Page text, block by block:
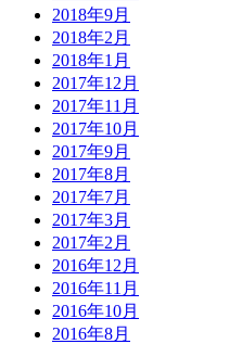
2018年9月
2018年2月
2018年1月
2017年12月
2017年11月
2017年10月
2017年9月
2017年8月
2017年7月
2017年3月
2017年2月
2016年12月
2016年11月
2016年10月
2016年8月